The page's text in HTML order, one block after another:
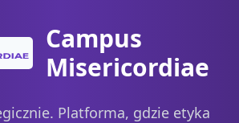
Campus
Misericordiae
Platforma, gdzie etyka